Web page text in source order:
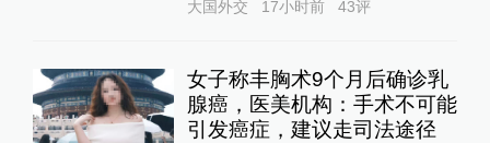
大国外交 17小时前 43评
女子称丰胸术9个月后确诊乳
腺癌，医美机构：手术不可能
引发癌症，建议走司法途径